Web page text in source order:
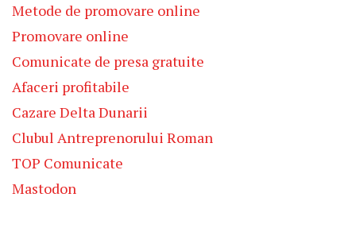
Metode de promovare online
Promovare online
Comunicate de presa gratuite
Afaceri profitabile
Cazare Delta Dunarii
Clubul Antreprenorului Roman
TOP Comunicate
Mastodon